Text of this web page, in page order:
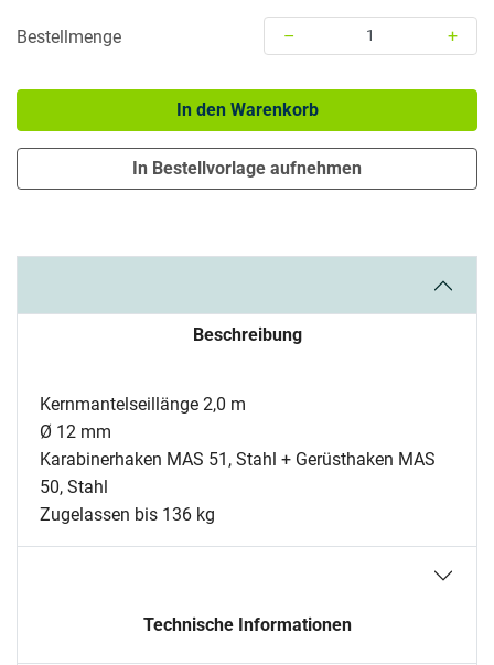
Bestellmenge –
+
In den Warenkorb
In Bestellvorlage aufnehmen
Beschreibung
Kernmantelseillänge 2,0 m
Ø 12 mm
Karabinerhaken MAS 51, Stahl + Gerüsthaken MAS
50, Stahl
Zugelassen bis 136 kg
Technische Informationen